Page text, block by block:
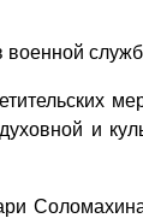
военной
и